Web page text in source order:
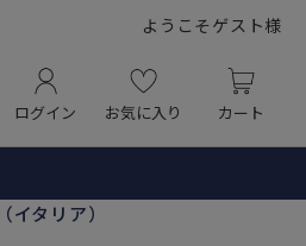
ようこそゲスト様
ログイン お気に入り カート
タリア）